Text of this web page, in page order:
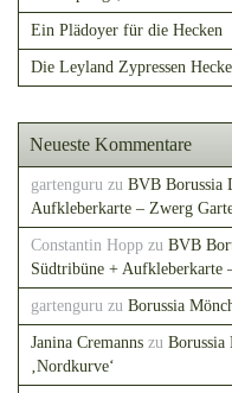
Ein Plädoyer für die Hecken
Die Leyland Zypressen Hecke
Neueste Kommentare
gartenguru zu BVB Borussia
Aufkleberkarte – Zwerg
Constantin Hopp zu BVB
Südtribüne + Aufkleberkarte
gartenguru zu Borussia
Janina Cremanns zu Borussia
‚Nordkurve‘